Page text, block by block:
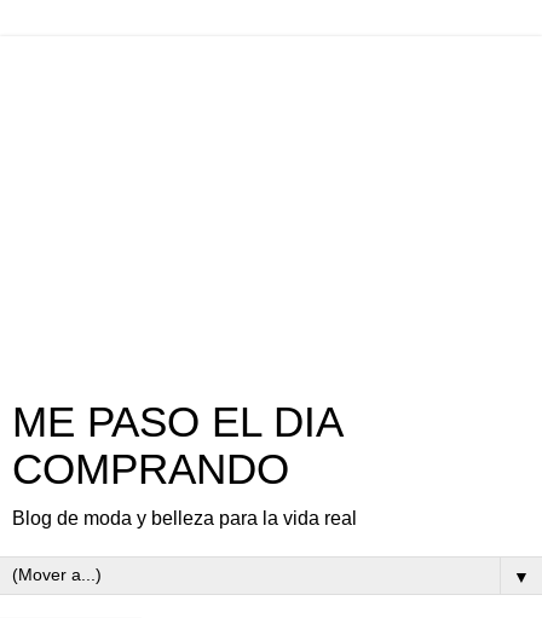
ME PASO EL DIA
COMPRANDO
Blog de moda y belleza para la vida real
▼